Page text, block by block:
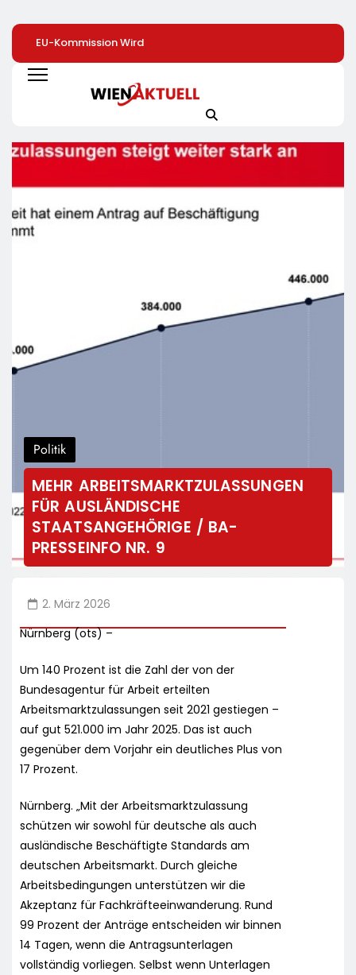
EU-Kommission Wird
Zur „Zentrale Der
Tierindustrie“ /
Tierschutzorganisation
Projektion In Brüssel
Tierindustrie An
Vernetzen Sich
Unternehmer Für Die
Kleinen Preis: Lidl
Jetzt Bis Zu 13
Politik
MEHR ARBEITSMARKTZULASSUNGEN
FÜR AUSLÄNDISCHE
STAATSANGEHÖRIGE / BA-
PRESSEINFO NR. 9
2. März 2026
Nürnberg (ots) –
Um 140 Prozent ist die Zahl der von der
Bundesagentur für Arbeit erteilten
Arbeitsmarktzulassungen seit 2021 gestiegen –
auf gut 521.000 im Jahr 2025. Das ist auch
gegenüber dem Vorjahr ein deutliches Plus von
17 Prozent.
Nürnberg. „Mit der Arbeitsmarktzulassung
schützen wir sowohl für deutsche als auch
ausländische Beschäftigte Standards am
deutschen Arbeitsmarkt. Durch gleiche
Arbeitsbedingungen unterstützen wir die
Akzeptanz für Fachkräfteeinwanderung. Rund
99 Prozent der Anträge entscheiden wir binnen
14 Tagen, wenn die Antragsunterlagen
vollständig vorliegen. Selbst wenn Unterlagen